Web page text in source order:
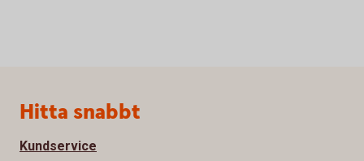
Sidfot
Hitta snabbt
Kundservice